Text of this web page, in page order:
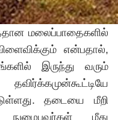
மலைப்பாதைகளில்
என்பதால்,
இருந்து வரும்
தடையை மீறி
நுழைபவர்கள் மீது